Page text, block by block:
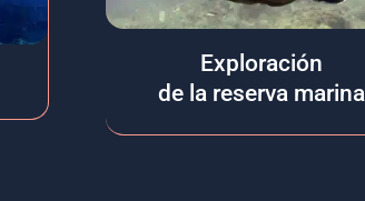
Exploración
de la reserva marina